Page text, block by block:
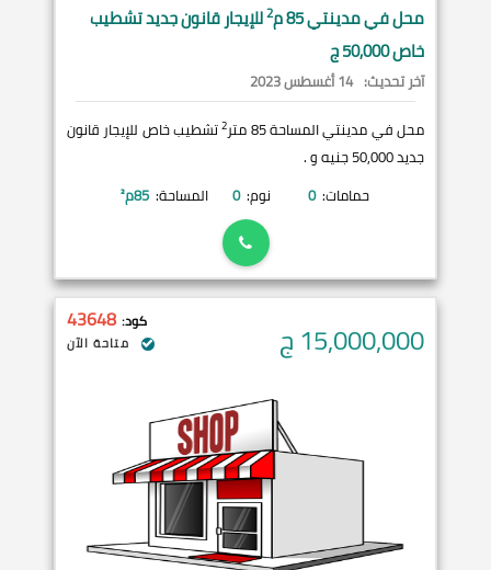
محل فيمدينتي85 م 2للإيجار قانون جديد تشطيب
خاص 50,000 ج
آخر تحديث: 14 أغسطس 2023
محل في مدينتي المساحة 85 متر
2تشطيب خاص للإيجار قانون
جديد 50,000 جنيه و .
حمامات: 0 نوم: 0 المساحة: 85م²
15,000,000ج كود: 43648
متاحة الآن